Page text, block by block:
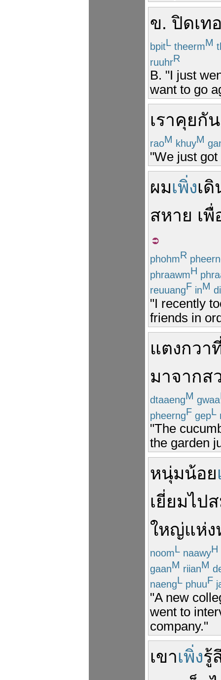
ข.ปิดเท
bpitL theermM
ruuhrR
B. "I just
want to go
เราคุยกัน
raoM khuyM
"We just
ผมเพิ่งเ
สหาย เพื่
phohmR
phraawmH
reuuangF inM
"I recently
friends in
แตงกวา
มาจากส
dtaaengM gwaa
pheerngF gepL
"The
the garden
หนุ่มน้อย
เยี่ยมไป
ใหญ่แห่ง
noomL naawyH
gaanM riianM
naengL phuuF
"A new
went to
company."
เขาเพิ่งรู้